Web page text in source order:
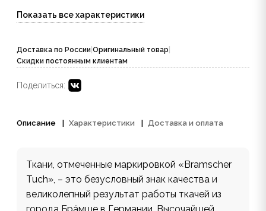
Показать все характеристики
Доставка по России Оригинальный товар
Скидки постоянным клиентам
Поделиться:
Описание Характеристики Доставка и оплата
Ткани, отмеченные маркировкой «Bramscher
Tuch», – это безусловный знак качества и
великолепный результат работы ткачей из